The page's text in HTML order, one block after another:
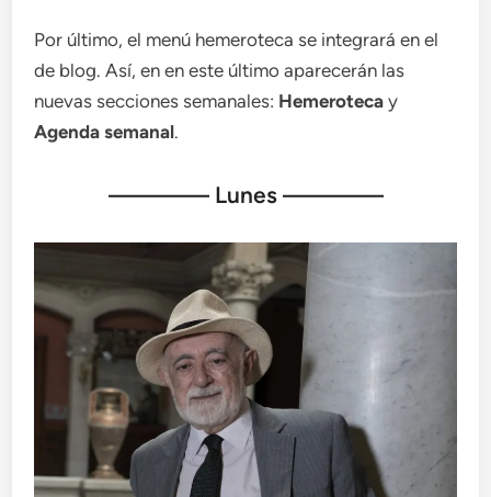
Por último, el menú hemeroteca se integrará en el
de blog. Así, en en este último aparecerán las
nuevas secciones semanales: Hemerotecay
Agenda semanal.
———— Lunes ————